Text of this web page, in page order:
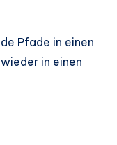
Pfade in einen
in einen